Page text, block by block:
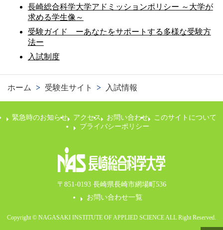
長崎総合科学大学アドミッションポリシー ～大学が
求める学生像～
受験ガイド ーあなたをサポートする多様な受験方
法ー
入試制度
ホーム > 受験生サイト > 入試情報
緊急時のお知らせ アクセス お問い合わせ
このサイトについて
プライバシーポリシー
〒851-0193 長崎県長崎市網場町536
お問い合わせ一覧
Copyright © NAGASAKI INSTITUTE OF APPLIED SCIENCE ALL Right Reserved.